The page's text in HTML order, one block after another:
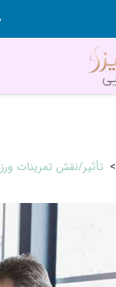
> تأثیر/نقش تمرینات